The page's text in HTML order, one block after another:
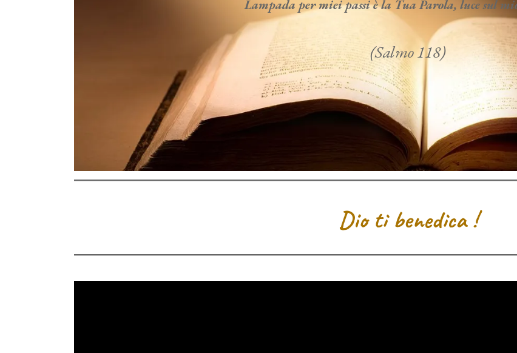
Lampada per miei passi è la Tua Parola, luce sul
(Salmo 118)
Dio ti benedica !